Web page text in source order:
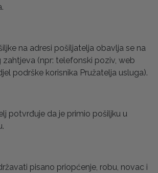
na adresi pošiljatelja obavlja se na
(npr: telefonski poziv, web
podrške korisnika Pružatelja usluga).
potvrđuje da je primio pošiljku u
pisano priopćenje, robu, novac i